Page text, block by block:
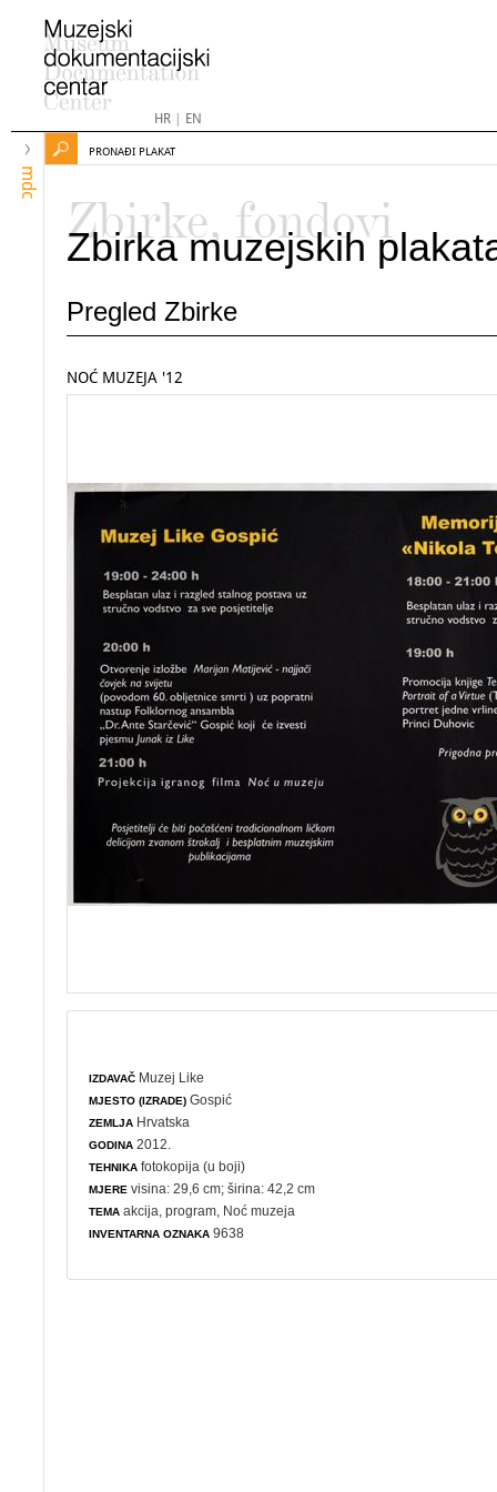
HR| EN
mdc
PRONAĐI PLAKAT
Zbirke, fondovi
Zbirka muzejskih
Pregled Zbirke
NOĆ MUZEJA '12
IZDAVAČ Muzej Like
MJESTO (IZRADE) Gospić
ZEMLJA Hrvatska
GODINA 2012.
TEHNIKA fotokopija (u boji)
MJERE visina: 29,6 cm; širina: 42,2 cm
TEMA akcija ,program Noć muzeja
INVENTARNA OZNAKA 9638